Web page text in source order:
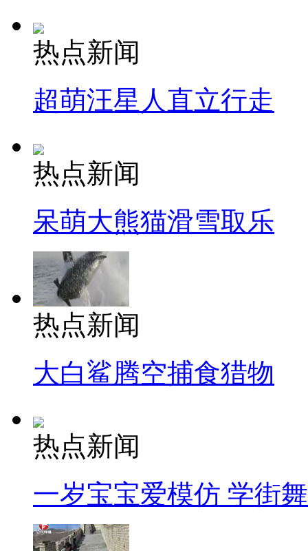
热点新闻
超萌汪星人直立行走
热点新闻
呆萌大熊猫滑雪取乐
热点新闻
大白鲨腾空捕食猎物
热点新闻
一岁宝宝爱模仿 学街